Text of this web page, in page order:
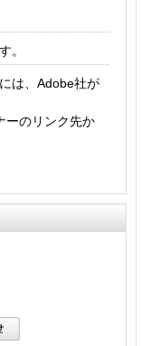
。
は、Adobe社が
ーのリンク先か